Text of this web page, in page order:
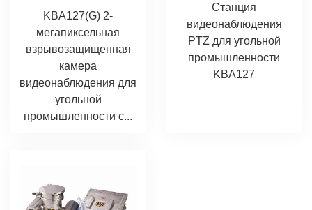
KBA127(G) 2-
мегапиксельная
взрывозащищенная
камера
видеонаблюдения для
угольной
промышленности с...
Станция
видеонаблюдения
PTZ для угольной
промышленности
KBA127